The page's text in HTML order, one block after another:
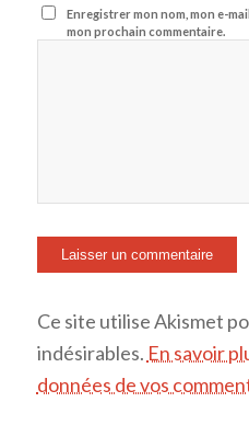
Enregistrer mon nom, mon e-
mon prochain commentaire.
Ce site utilise Akismet
indésirables. En savoir
données de vos